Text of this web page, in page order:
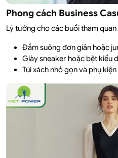
Phong cách Business
Lý tưởng cho các buổi tham
Đầm suông đơn giản hoặc
Giày sneaker hoặc bệt kiểu
Túi xách nhỏ gọn và phụ